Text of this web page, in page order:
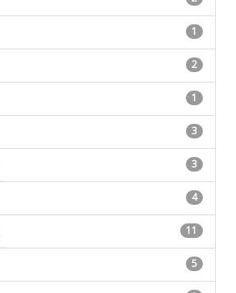
1
2
1
3
3
4
11
5